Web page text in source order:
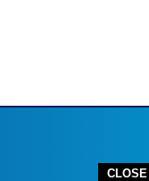
CLOSE